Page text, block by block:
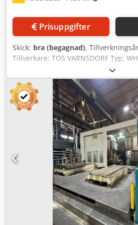
Prisuppgifter
Skick: bra (begagnad),
Tillverkare: TOS VARNSDORF Typ:
Tillverkningsår: 2013 Styrningstyp:
Styrsystem: Heidenhain 530
Ursprungsland: Tjeckien X-axel:
Z-axel: 1250 mm W-axel: 800 mm B-
bordsbelastning: 15 000 kg
1400 varv/min Spindelvarvtal: 2000
1800 x 2200 mm Ytterligare
byggdes om 2013 till en
drivsystem har bytts ut till digitala.
byttes också 2013. - Utrustning: - 3D-
stor spindelstöd - 1st axelmodul
1 nytt axelmodul är installerat i
Isx Aipea - Nya, förpackade
ingår. - Alla lager i maskinen har
åren. - Verktyg och fräshuvuden